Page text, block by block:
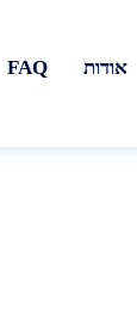
אודות FAQ